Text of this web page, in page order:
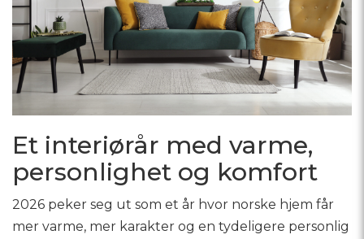
Et interiørår med varme,
personlighet og komfort
2026 peker seg ut som et år hvor norske hjem får
mer varme, mer karakter og en tydeligere personlig